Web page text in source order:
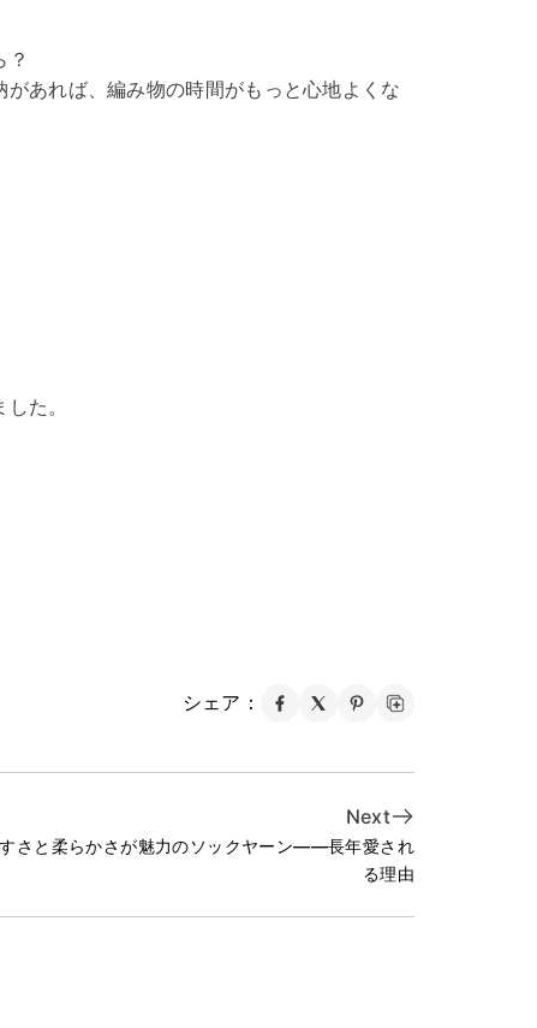
？
あれば、編み物の時間がもっと心地よくな
た。
シェア：
Next
さと柔らかさが魅力のソックヤーン——長年愛され
る理由